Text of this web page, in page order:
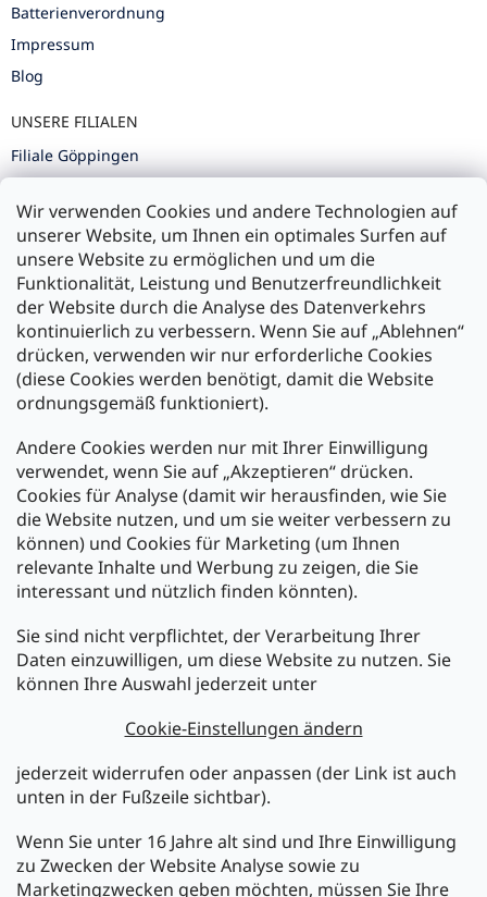
Wir verwenden Cookies und andere Technologien auf
unserer Website, um Ihnen ein optimales Surfen auf
unsere Website zu ermöglichen und um die
Funktionalität, Leistung und Benutzerfreundlichkeit
der Website durch die Analyse des Datenverkehrs
kontinuierlich zu verbessern. Wenn Sie auf „Ablehnen“
drücken, verwenden wir nur erforderliche Cookies
(diese Cookies werden benötigt, damit die Website
ordnungsgemäß funktioniert).
Andere Cookies werden nur mit Ihrer Einwilligung
verwendet, wenn Sie auf „Akzeptieren“ drücken.
Cookies für Analyse (damit wir herausfinden, wie Sie
die Website nutzen, und um sie weiter verbessern zu
können) und Cookies für Marketing (um Ihnen
relevante Inhalte und Werbung zu zeigen, die Sie
interessant und nützlich finden könnten).
Sie sind nicht verpflichtet, der Verarbeitung Ihrer
Daten einzuwilligen, um diese Website zu nutzen. Sie
können Ihre Auswahl jederzeit unter
Cookie-Einstellungen ändern
jederzeit widerrufen oder anpassen (der Link ist auch
unten in der Fußzeile sichtbar).
Wenn Sie unter 16 Jahre alt sind und Ihre Einwilligung
zu Zwecken der Website Analyse sowie zu
Marketingzwecken geben möchten, müssen Sie Ihre
Batterienverordnung
Impressum
Blog
UNSERE FILIALEN
Filiale Göppingen
Filiale Ulm
Zahlung und Versand
Versand mit:
Zahlarten:
Newsletter abonnieren
Legen Sie Ihre E-Mail ein und wir werden Ihnen Informationen
über neue Produkte in unserem E-Shop zusenden.
E-Mail
Melden Sie sich jetzt für den mükra Newsletter an,
kostenlos und jederzeit kündbar! Mit der Anmeldung zum
Newsletter bestätigen Sie Ihr Einverständnis mit der
Datenschutzerklärung.